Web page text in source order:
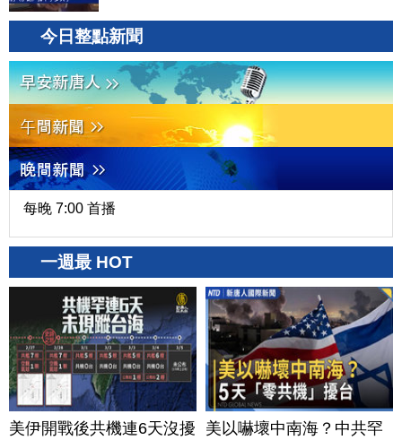
今日整點新聞
每晚 7:00 首播
一週最 HOT
美伊開戰後共機連6天沒擾
美以嚇壞中南海？中共罕